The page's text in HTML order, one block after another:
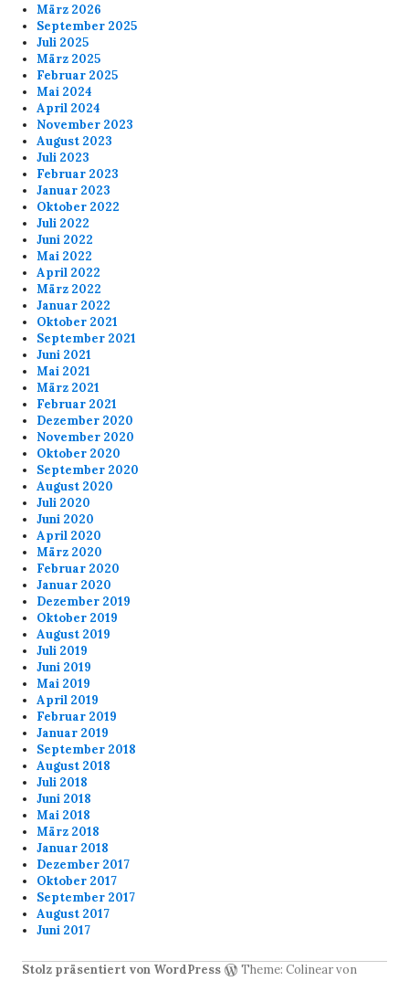
März 2026
September 2025
Juli 2025
März 2025
Februar 2025
Mai 2024
April 2024
November 2023
August 2023
Juli 2023
Februar 2023
Januar 2023
Oktober 2022
Juli 2022
Juni 2022
Mai 2022
April 2022
März 2022
Januar 2022
Oktober 2021
September 2021
Juni 2021
Mai 2021
März 2021
Februar 2021
Dezember 2020
November 2020
Oktober 2020
September 2020
August 2020
Juli 2020
Juni 2020
April 2020
März 2020
Februar 2020
Januar 2020
Dezember 2019
Oktober 2019
August 2019
Juli 2019
Juni 2019
Mai 2019
April 2019
Februar 2019
Januar 2019
September 2018
August 2018
Juli 2018
Juni 2018
Mai 2018
März 2018
Januar 2018
Dezember 2017
Oktober 2017
September 2017
August 2017
Juni 2017
Stolz präsentiert von WordPress
Theme: Colinear von